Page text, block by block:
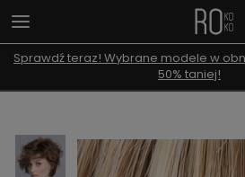
Sprawdź teraz! Wybrane modele w
50% taniej!